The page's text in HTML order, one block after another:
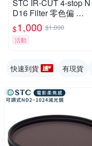
STC IR-CUT 4-stop N
D16 Filter 零色偏 減
光鏡 43mm (43,公司
貨)
$1,000 $1,000
活動
快速到貨 有現貨